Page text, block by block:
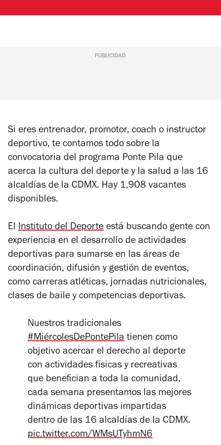
PUBLICIDAD
Si eres entrenador, promotor, coach o instructor
deportivo, te contamos todo sobre la
convocatoria del programa Ponte Pila que
acerca la cultura del deporte y la salud a las 16
alcaldías de la CDMX. Hay 1,908 vacantes
disponibles.
El Instituto del Deporte está buscando gente con
experiencia en el desarrollo de actividades
deportivas para sumarse en las áreas de
coordinación, difusión y gestión de eventos,
como carreras atléticas, jornadas nutricionales,
clases de baile y competencias deportivas.
Nuestros tradicionales
#MiércolesDePontePila tienen como
objetivo acercar el derecho al deporte
con actividades físicas y recreativas
que benefician a toda la comunidad,
cada semana presentamos las mejores
dinámicas deportivas impartidas
dentro de las 16 alcaldías de la CDMX.
pic.twitter.com/WMsUTyhmN6